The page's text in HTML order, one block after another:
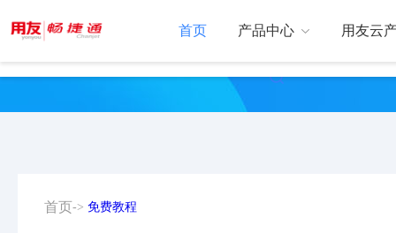
首页 产品中心
小微企业库存软件
用友云
首页-> 免费教程